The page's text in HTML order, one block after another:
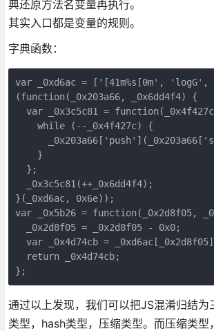
典还原方法名变量再执行。
其实入口都是变量的规则。
字典函数：
var _0xd6ac = ['[41m%s[0m',
(function(_0x203a66, _0x6dd4f4) {
var _0x3c5c81 =
    while (--_0x4f427c) {
    }
  };
  _0x3c5c81(++_0x6dd4f4);
}(_0xd6ac, 0x6e));
var _0x5b26 = function(_0x2d8f05,
  _0x2d8f05 = _0x2d8f05 - 0x0;
var _0x4d74cb =
  return _0x4d74cb;
通过以上发现，我们可以把JS混淆归结为
类型，hash类型，压缩类型。而压缩类型